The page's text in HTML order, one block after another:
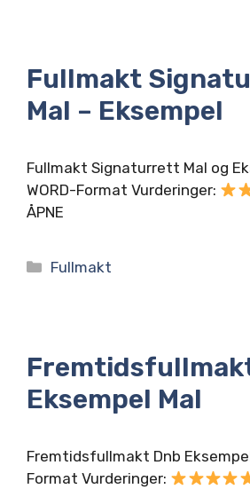
Fullmakt
Mal – Eksempel
Fullmakt Signaturrett Mal og
WORD-Format Vurderinger:
ÅPNE
Kategorier
Fullmakt
Eksempel Mal
Fremtidsfullmakt Dnb Eksempel
Format Vurderinger: